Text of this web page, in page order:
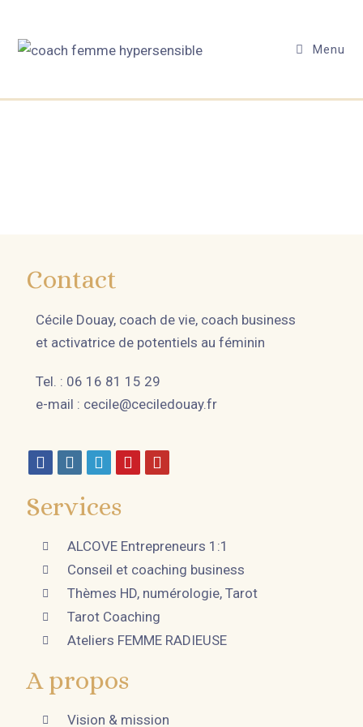
Menu
Contact
Cécile Douay, coach de vie, coach business
et activatrice de potentiels au féminin
Tel. : 06 16 81 15 29
e-mail : cecile@ceciledouay.fr
Services
ALCOVE Entrepreneurs 1:1
Conseil et coaching business
Thèmes HD, numérologie, Tarot
Tarot Coaching
Ateliers FEMME RADIEUSE
A propos
Vision & mission